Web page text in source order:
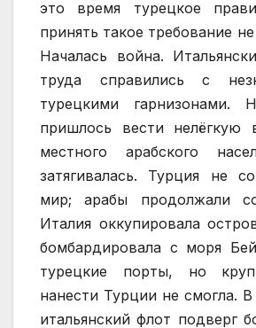
это время турецкое
принять такое требование
Началась война.
труда справились с
турецкими
пришлось вести нелёгкую
местного арабского
затягивалась. Турция не
мир; арабы продолжали
Италия оккупировала
бомбардировала с моря
турецкие порты, но
нанести Турции не смогла. В
итальянский флот подверг